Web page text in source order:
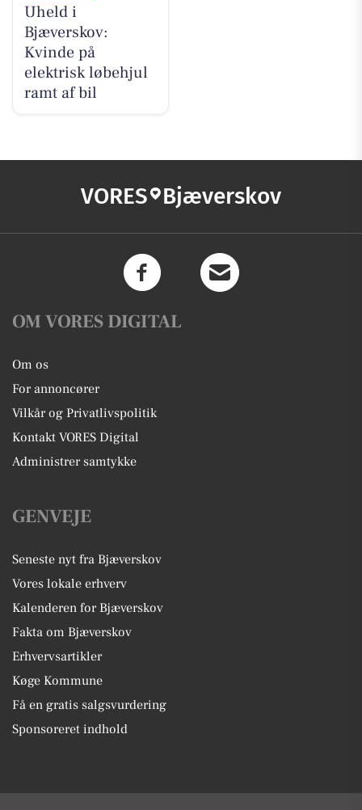
Uheld i
Bjæverskov:
Kvinde på
elektrisk løbehjul
ramt af bil
VORES Bjæverskov
OM VORES DIGITAL
Om os
For annoncører
Vilkår og Privatlivspolitik
Kontakt VORES Digital
Administrer samtykke
GENVEJE
Seneste nyt fra Bjæverskov
Vores lokale erhverv
Kalenderen for Bjæverskov
Fakta om Bjæverskov
Erhvervsartikler
Køge Kommune
Få en gratis salgsvurdering
Sponsoreret indhold